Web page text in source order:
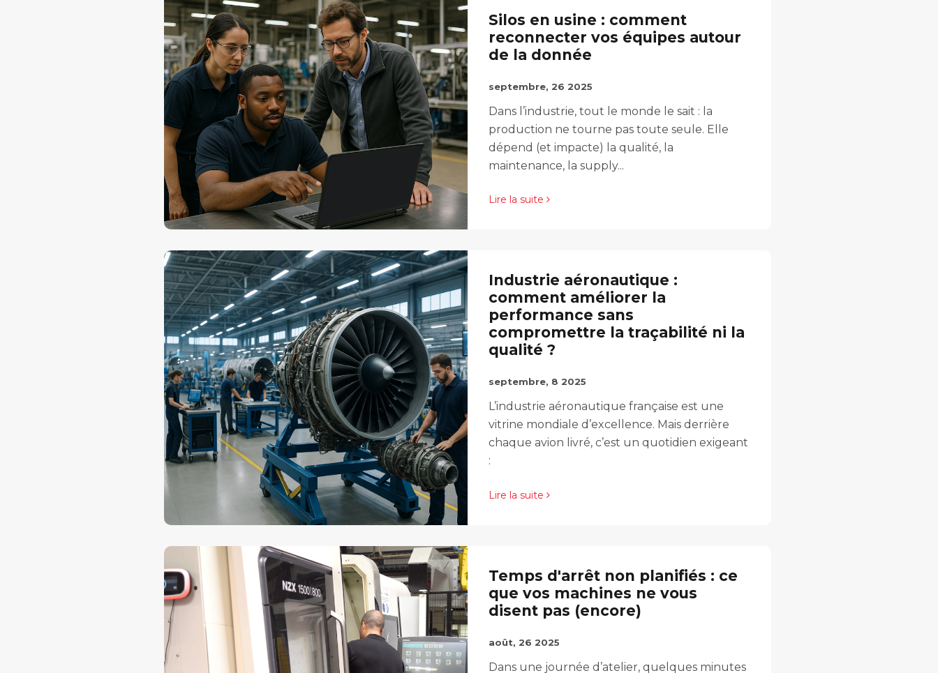
Silos en usine : comment
reconnecter vos équipes autour
de la donnée
septembre, 26 2025
Dans l’industrie, tout le monde le sait : la
production ne tourne pas toute seule. Elle
dépend (et impacte) la qualité, la
maintenance, la supply...
Lire la suite
Industrie aéronautique :
comment améliorer la
performance sans
compromettre la traçabilité ni la
qualité ?
septembre, 8 2025
L’industrie aéronautique française est une
vitrine mondiale d’excellence. Mais derrière
chaque avion livré, c’est un quotidien exigeant
:
Lire la suite
Temps d'arrêt non planifiés : ce
que vos machines ne vous
disent pas (encore)
août, 26 2025
Dans une journée d’atelier, quelques minutes